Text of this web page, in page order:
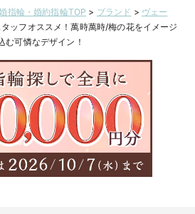
広島
本店】
店・福山本店】
店・福山本店
指輪・婚約指輪TOP > ブランド > ヴェー
タッフオススメ！萬時萬時/梅の花をイメージ
む可憐なデザイン！